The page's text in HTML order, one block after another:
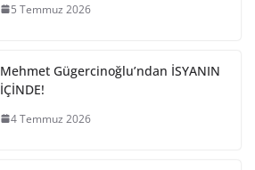
5 Temmuz 2026
Mehmet Gügercinoğlu’ndan İSYANIN
İÇİNDE!
4 Temmuz 2026